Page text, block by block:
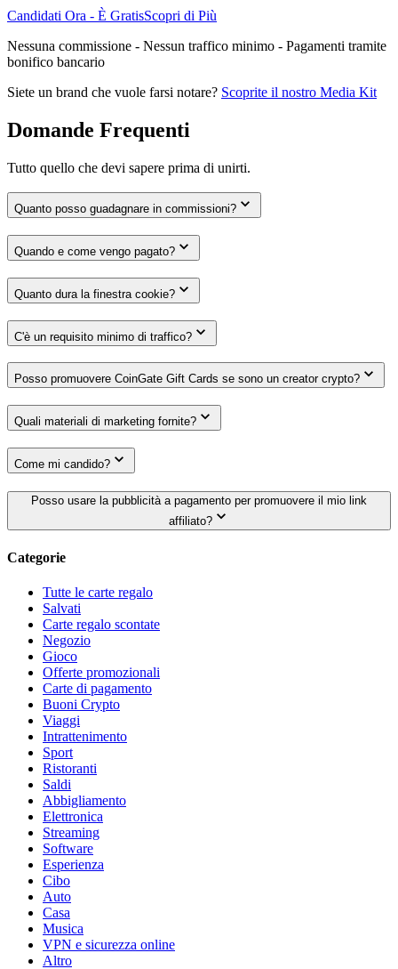
Candidati Ora - È GratisScopri di Più
Nessuna commissione - Nessun traffico minimo - Pagamenti tramite
bonifico bancario
Siete un brand che vuole farsi notare? Scoprite il nostro Media Kit
Domande Frequenti
Tutto quello che devi sapere prima di unirti.
Quanto posso guadagnare in commissioni?
Quando e come vengo pagato?
Quanto dura la finestra cookie?
C'è un requisito minimo di traffico?
Posso promuovere CoinGate Gift Cards se sono un creator crypto?
Quali materiali di marketing fornite?
Come mi candido?
Posso usare la pubblicità a pagamento per promuovere il mio link
affiliato?
Categorie
Tutte le carte regalo
Salvati
Carte regalo scontate
Negozio
Gioco
Offerte promozionali
Carte di pagamento
Buoni Crypto
Viaggi
Intrattenimento
Sport
Ristoranti
Saldi
Abbigliamento
Elettronica
Streaming
Software
Esperienza
Cibo
Auto
Casa
Musica
VPN e sicurezza online
Altro